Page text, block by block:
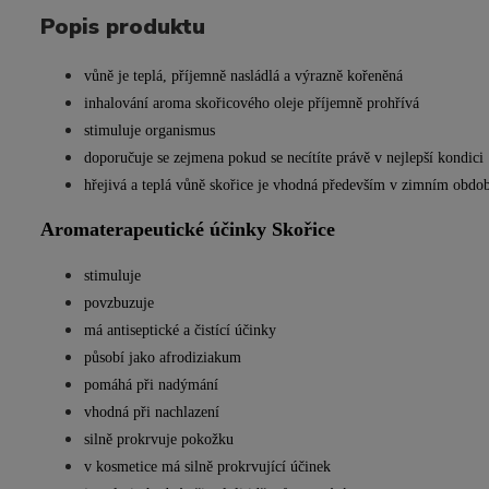
Popis produktu
vůně je teplá, příjemně nasládlá a výrazně kořeněná
inhalování aroma skořicového oleje příjemně prohřívá
stimuluje organismus
doporučuje se zejmena pokud se necítíte právě v nejlepší kondici
hřejivá a teplá vůně skořice je vhodná především v zimním
Aromaterapeutické účinky Skořice
stimuluje
povzbuzuje
má antiseptické a čistící účinky
působí jako afrodiziakum
pomáhá při nadýmání
vhodná při nachlazení
silně prokrvuje pokožku
v kosmetice má silně prokrvující účinek